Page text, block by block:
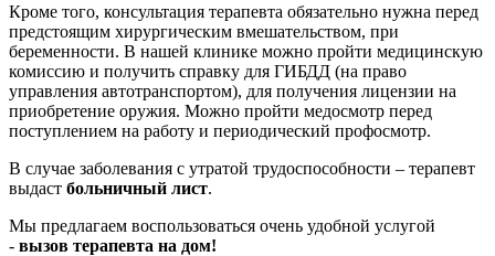
Кроме того, консультация терапевта обязательно нужна перед
предстоящим хирургическим вмешательством, при
беременности. В нашей клинике можно пройти медицинскую
комиссию и получить справку для ГИБДД (на право
управления автотранспортом), для получения лицензии на
приобретение оружия. Можно пройти медосмотр перед
поступлением на работу и периодический профосмотр.
В случае заболевания с утратой трудоспособности – терапевт
выдаст больничный лист.
Мы предлагаем воспользоваться очень удобной услугой
- вызов терапевта на дом!